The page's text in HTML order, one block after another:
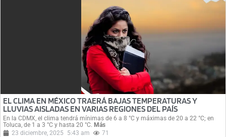
EL CLIMA EN MÉXICO TRAERÁ BAJAS TEMPERATURAS Y
LLUVIAS AISLADAS EN VARIAS REGIONES DEL PAÍS
En la CDMX, el clima tendrá mínimas de 6 a 8 °C y máximas de 20 a 22 °C; en
Toluca, de 1 a 3 °C y hasta 20 °C. Más
23 diciembre, 2025
5:43 am 71